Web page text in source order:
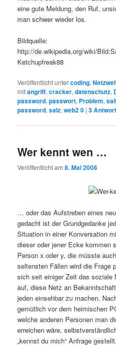
eine gute Meldung, den Ruf,
man schwer wieder los.
Bildquelle:
http://de.wikipedia.org/wiki/
Ketchupfreak88
Veröffentlicht untercoding,
mitangriff,cracker,datenschutz,
password,passwort, Problem,
password,salz,web2 0 |3
Wer kennt wen …
Veröffentlicht am8. Mai 2008
… oder das Aufstreben eines
gedacht ist der Grundgedanke
Situation in einer Konversation
dieser oder jener Ecke kommen
Person x oder y, die müsste
seltensten Fällen wird die Frage
sich seit einiger Zeit das soziale
auf, diese Netz an
jeden einsehbar zu machen.
gemütlich vor dem heimischen
welche anderen Personen man
erreichen wäre,
„kennst du mich“ Anfrage gestellt.